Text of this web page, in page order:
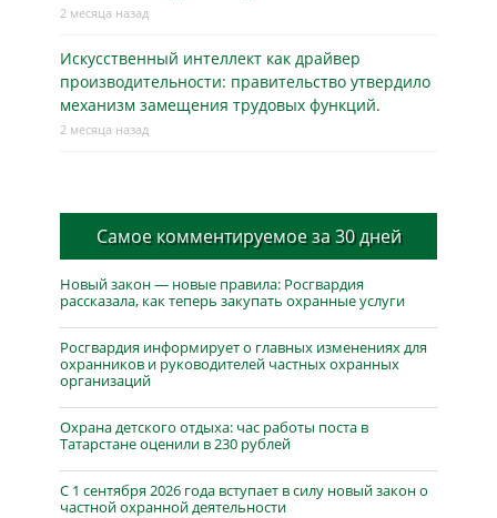
2 месяца назад
Искусственный интеллект как драйвер
производительности: правительство утвердило
механизм замещения трудовых функций.
2 месяца назад
Самое комментируемое за 30 дней
Новый закон — новые правила: Росгвардия
рассказала, как теперь закупать охранные услуги
Росгвардия информирует о главных изменениях для
охранников и руководителей частных охранных
организаций
Охрана детского отдыха: час работы поста в
Татарстане оценили в 230 рублей
С 1 сентября 2026 года вступает в силу новый закон о
частной охранной деятельности